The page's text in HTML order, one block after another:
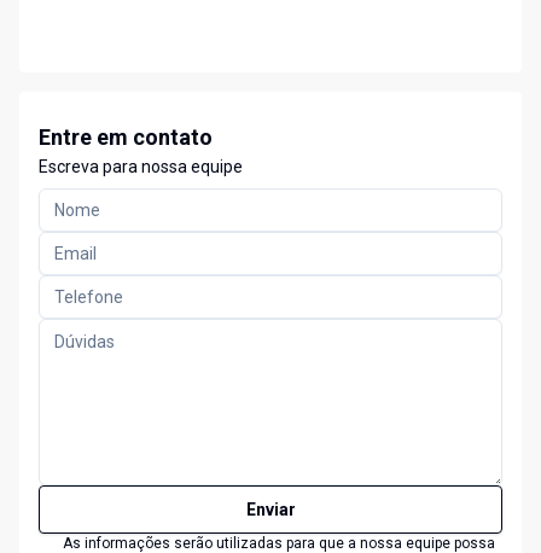
Entre em contato
Escreva para nossa equipe
Enviar
As informações serão utilizadas para que a nossa equipe possa